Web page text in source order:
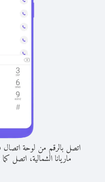
اتصل بالرقم من لوحة اتصال
ماريانا الشمالية، اتصل